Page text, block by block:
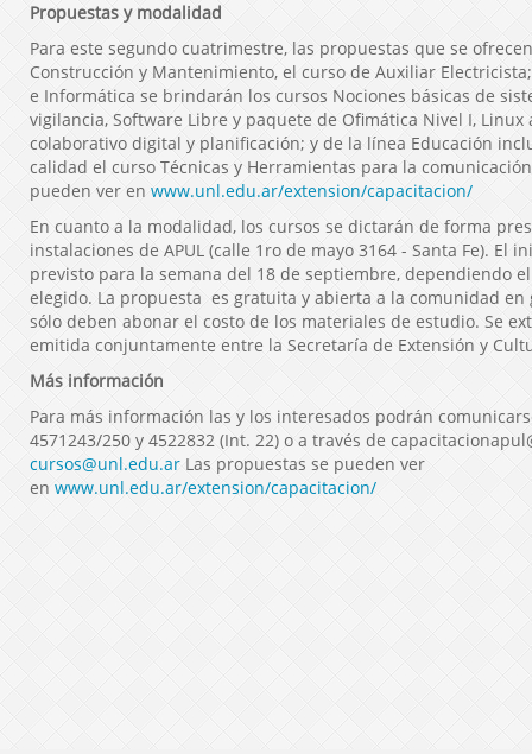
Propuestas y modalidad
Para este segundo cuatrimestre, las propuestas que se
Construcción y Mantenimiento, el curso de Auxiliar
e Informática se brindarán los cursos Nociones básicas de
vigilancia, Software Libre y paquete de Ofimática Nivel I, Linux
colaborativo digital y planificación; y de la línea Educación
calidad el curso Técnicas y Herramientas para la
pueden ver en www.unl.edu.ar/extension/capacitacion/
En cuanto a la modalidad, los cursos se dictarán de forma
instalaciones de APUL (calle 1ro de mayo 3164 - Santa Fe). El
previsto para la semana del 18 de septiembre, dependiendo
elegido. La propuesta es gratuita y abierta a la comunidad en
sólo deben abonar el costo de los materiales de estudio. Se
emitida conjuntamente entre la Secretaría de Extensión y
Más información
Para más información las y los interesados podrán
4571243/250 y 4522832 (Int. 22) o a través de
cursos@unl.edu.ar Las propuestas se pueden ver
en www.unl.edu.ar/extension/capacitacion/